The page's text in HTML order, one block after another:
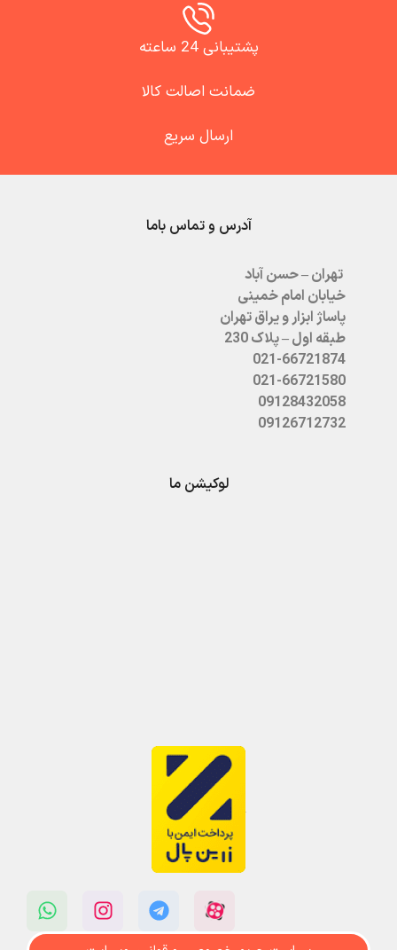
پشتیبانی 24 ساعته
ضمانت اصالت کالا
ارسال سریع
آدرس و تماس باما
تهران – حسن آباد
خیابان امام خمینی
پاساژ ابزار و یراق تهران
طبقه اول – پلاک 230
021-66721874
021-66721580
09128432058
09126712732
لوکیشن ما